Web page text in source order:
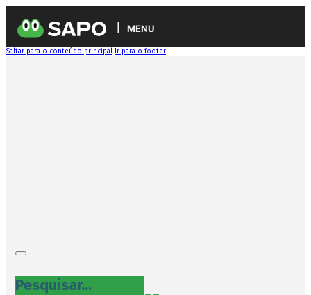
MENU
Saltar para o conteúdo principal Ir para o footer
Pesquisar...